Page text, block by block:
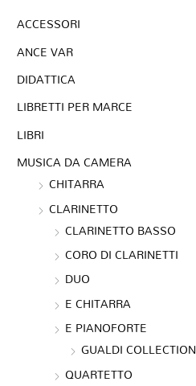
ACCESSORI
ANCE VAR
DIDATTICA
LIBRETTI PER MARCE
LIBRI
MUSICA DA CAMERA
CHITARRA
CLARINETTO
CLARINETTO BASSO
CORO DI CLARINETTI
DUO
E CHITARRA
E PIANOFORTE
GUALDI COLLECTION
QUARTETTO